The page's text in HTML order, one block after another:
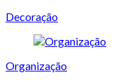
Decoração
Organização